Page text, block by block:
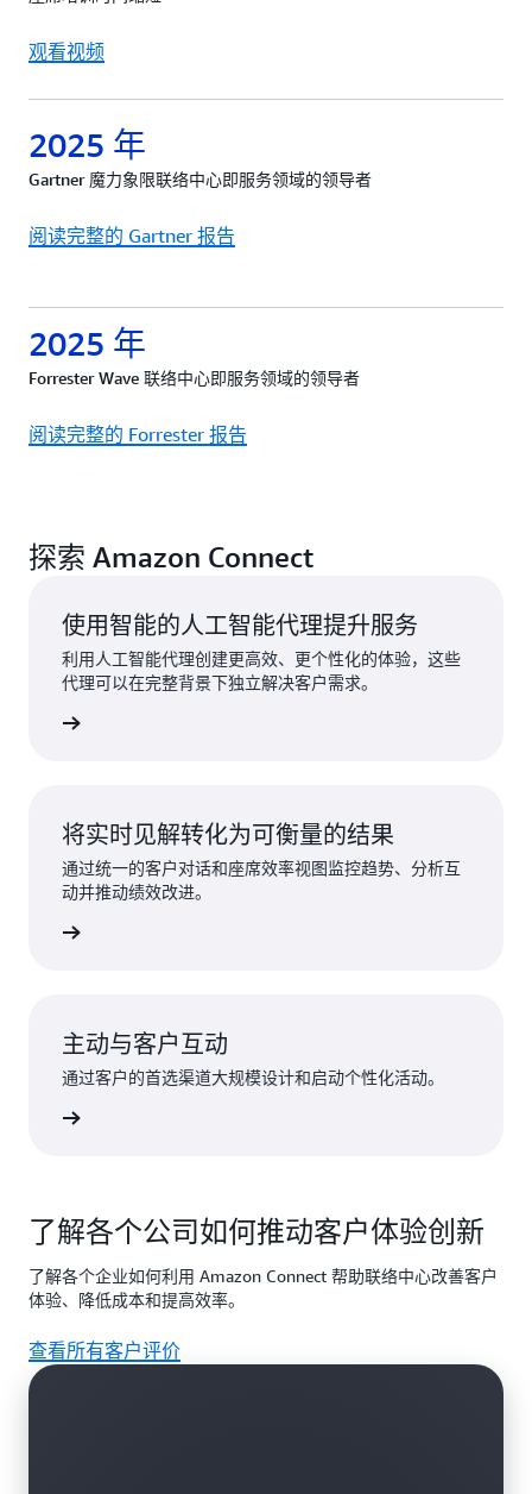
观看视频
2025 年
Gartner 魔力象限联络中心即服务领域的领导者
阅读完整的 Gartner 报告
2025 年
Forrester Wave 联络中心即服务领域的领导者
阅读完整的 Forrester 报告
探索 Amazon Connect
使用智能的人工智能代理提升服务
利用人工智能代理创建更高效、更个性化的体验，这些
代理可以在完整背景下独立解决客户需求。
将实时见解转化为可衡量的结果
通过统一的客户对话和座席效率视图监控趋势、分析互
动并推动绩效改进。
主动与客户互动
通过客户的首选渠道大规模设计和启动个性化活动。
了解各个公司如何推动客户体验创新
了解各个企业如何利用 Amazon Connect 帮助联络中心改善客户
体验、降低成本和提高效率。
查看所有客户评价